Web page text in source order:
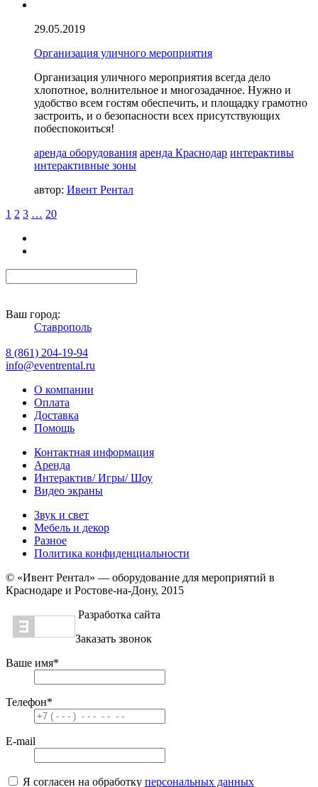
29.05.2019
Организация уличного мероприятия
Организация уличного мероприятия всегда дело
хлопотное, волнительное и многозадачное. Нужно и
удобство всем гостям обеспечить, и площадку грамотно
застроить, и о безопасности всех присутствующих
побеспокоиться!
аренда оборудования аренда Краснодар интерактивы
интерактивные зоны
автор: Ивент Рентал
1 2 3 … 20
Ваш город:
Ставрополь
8 (861) 204-19-94
info@eventrental.ru
О компании
Оплата
Доставка
Помощь
Контактная информация
Аренда
Интерактив/ Игры/ Шоу
Видео экраны
Звук и свет
Мебель и декор
Разное
Политика конфиденциальности
© «Ивент Рентал» — оборудование для мероприятий в
Краснодаре и Ростове-на-Дону, 2015
Разработка сайта
Заказать звонок
Ваше имя*
Телефон*
E-mail
Я согласен на обработку персональных данных